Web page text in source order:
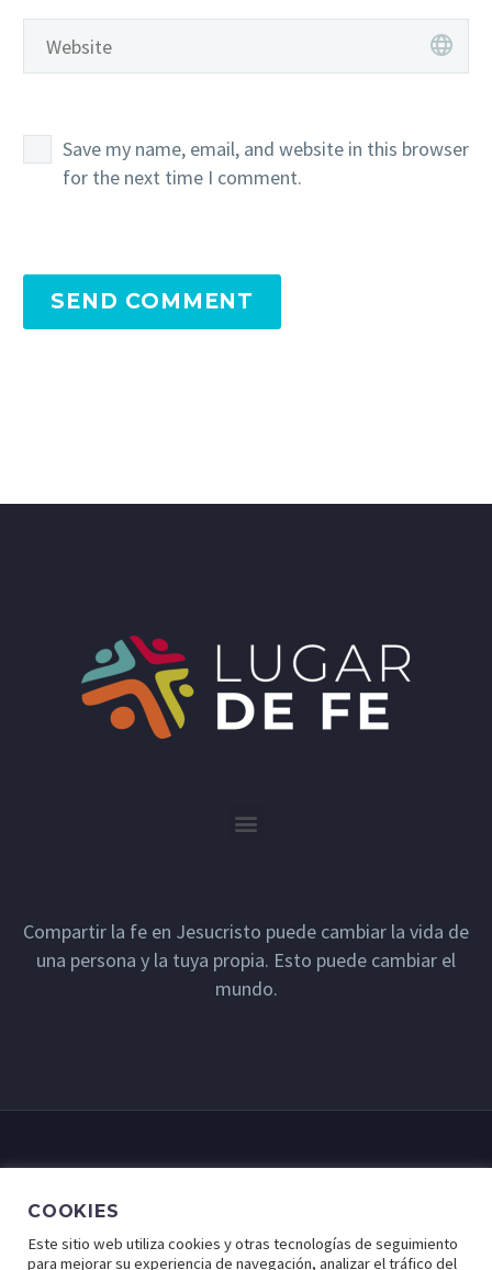
Save my name, email, and website in this browser
for the next time I comment.
SEND COMMENT
Compartir la fe en Jesucristo puede cambiar la vida de
una persona y la tuya propia. Esto puede cambiar el
mundo.
COOKIES
Este sitio web utiliza cookies y otras tecnologías de seguimiento
para mejorar su experiencia de navegación, analizar el tráfico del